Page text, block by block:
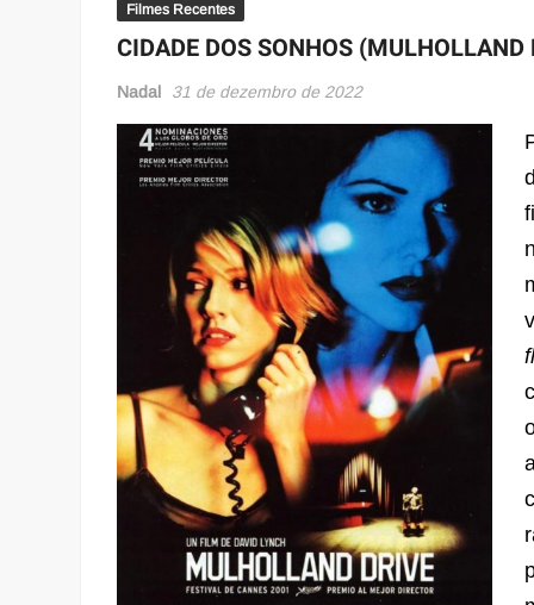
Filmes Recentes
CIDADE DOS SONHOS (MULHOLLAND
Nadal 31 de dezembro de 2022